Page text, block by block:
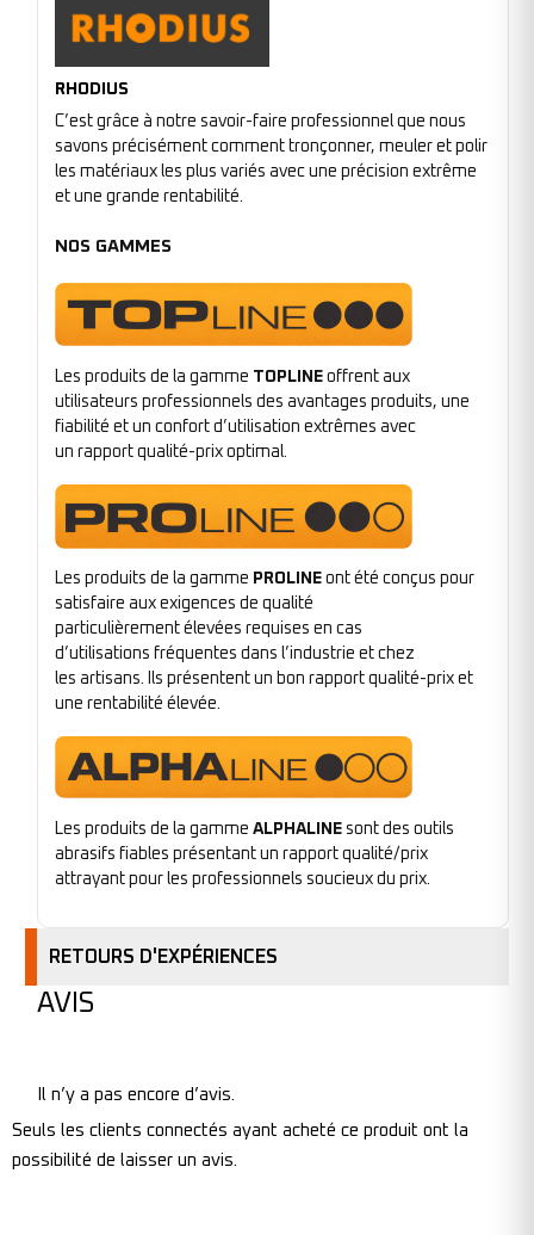
RHODIUS
C’est grâce à notre savoir-faire professionnel que nous
savons précisément comment tronçonner, meuler et polir
les matériaux les plus variés avec une précision extrême
et une grande rentabilité.
NOS GAMMES
Les produits de la gamme TOPLINE offrent aux
utilisateurs professionnels des avantages produits, une
fiabilité et un confort d’utilisation extrêmes avec
un rapport qualité-prix optimal.
Les produits de la gamme PROLINE ont été conçus pour
satisfaire aux exigences de qualité
particulièrement élevées requises en cas
d’utilisations fréquentes dans l’industrie et chez
les artisans. Ils présentent un bon rapport qualité-prix et
une rentabilité élevée.
Les produits de la gamme ALPHALINE sont des outils
abrasifs fiables présentant un rapport qualité/prix
attrayant pour les professionnels soucieux du prix.
RETOURS D'EXPÉRIENCES
AVIS
Il n’y a pas encore d’avis.
Seuls les clients connectés ayant acheté ce produit ont la
possibilité de laisser un avis.